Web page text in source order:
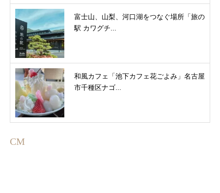
富士山、山梨、河口湖をつなぐ場所「旅の
駅 カワグチ...
和風カフェ「池下カフェ花ごよみ」名古屋
市千種区ナゴ...
CM